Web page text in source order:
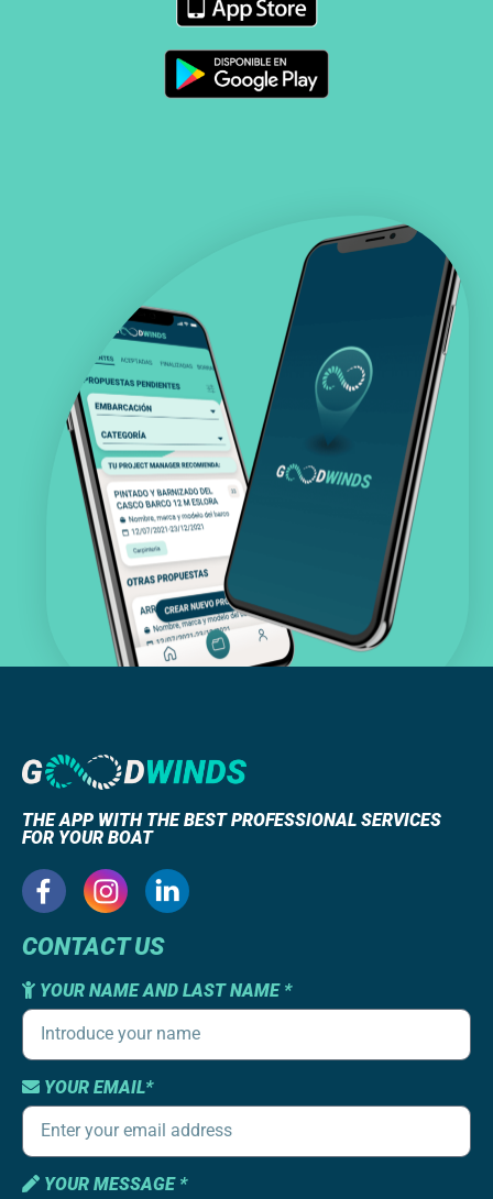
THE APP WITH THE BEST PROFESSIONAL SERVICES
FOR YOUR BOAT
CONTACT US
YOUR NAME AND LAST NAME *
YOUR EMAIL*
YOUR MESSAGE *